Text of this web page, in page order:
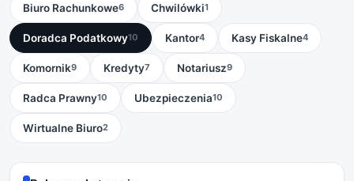
Biuro Rachunkowe6 Chwilówki1
Doradca Podatkowy10 Kantor4 Kasy Fiskalne4
Komornik9 Kredyty7 Notariusz9
Radca Prawny10 Ubezpieczenia10
Wirtualne Biuro2